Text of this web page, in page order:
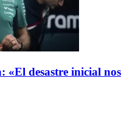
«El desastre inicial nos